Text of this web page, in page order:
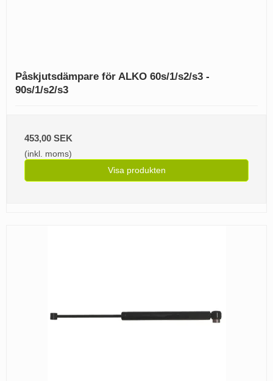
Påskjutsdämpare för ALKO 60s/1/s2/s3 -
90s/1/s2/s3
453,00 SEK
(inkl. moms)
Visa produkten